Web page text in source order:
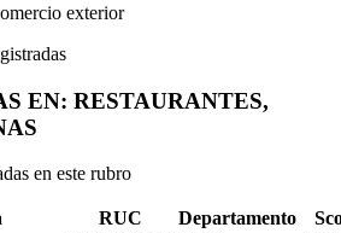
exterior
EN: RESTAURANTES,
en este rubro
RUC Departamento